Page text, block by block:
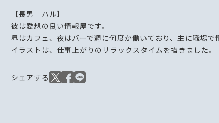
【長男 ハル】
彼は愛想の良い情報屋です。
昼はカフェ、夜はバーで週に何度か働いており、主に職場で
イラストは、仕事上がりのリラックスタイムを描きました。